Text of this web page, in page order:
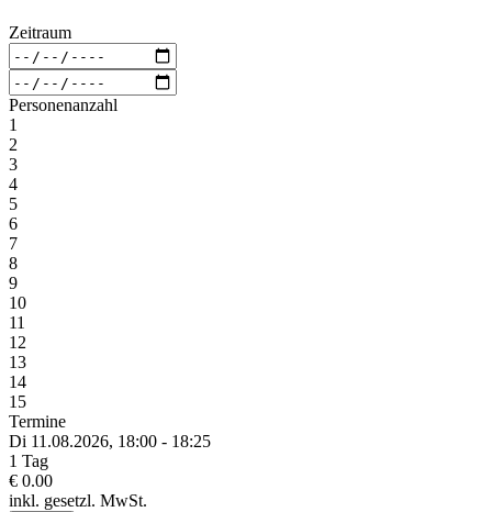
Zeitraum
Personenanzahl
1
2
3
4
5
6
7
8
9
10
11
12
13
14
15
Termine
Di 11.08.2026, 18:00 - 18:25
1 Tag
€ 0.00
inkl. gesetzl. MwSt.